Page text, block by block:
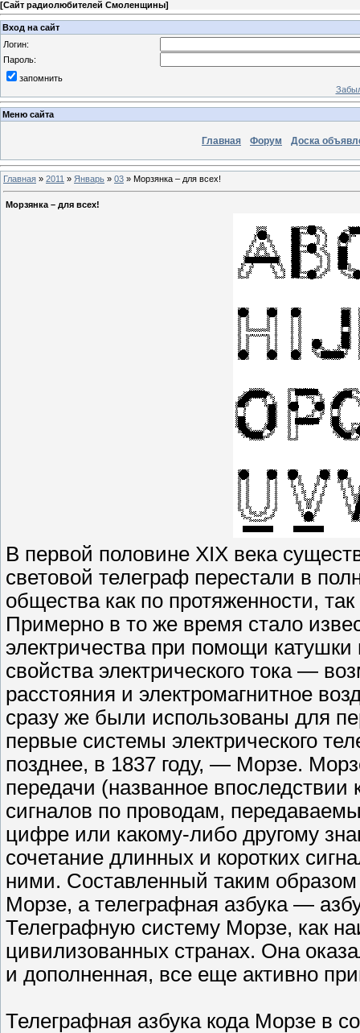
[Сайт радиолюбителей Смоленщины]
Вход на сайт
Логин:
Пароль:
запомнить
Меню сайта
Главная Форум Доска
Главная » 2011 » Январь » 03 » Морзянка – для всех!
Морзянка – для всех!
В первой половине XIX века
световой телеграф перестали в
общества как по протяженности,
Примерно в то же время стало
электричества при помощи
свойства электрического тока —
расстояния и электромагнитное
сразу же были использованы для
первые системы электрического
позднее, в 1837 году, — Морзе.
передачи (названное
сигналов по проводам,
цифре или какому-либо другому
сочетание длинных и коротких
ними. Составленный таким
Морзе, а телеграфная азбука —
Телеграфную систему Морзе, как
цивилизованных странах. Она
и дополненная, все еще активно
Телеграфная азбука кода Морзе в